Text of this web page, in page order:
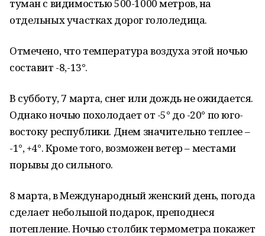
туман с видимостью 500-1000 метров, на
отдельных участках дорог гололедица.
Отмечено, что температура воздуха этой ночью
составит -8,-13°.
В субботу, 7 марта, снег или дождь не ожидается.
Однако ночью похолодает от -5° до -20° по юго-
востоку республики. Днем значительно теплее –
-1°, +4°. Кроме того, возможен ветер – местами
порывы до сильного.
8 марта, в Международный женский день, погода
сделает небольшой подарок, преподнеся
потепление. Ночью столбик термометра покажет